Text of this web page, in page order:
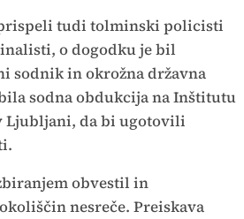
tudi tolminski policisti
o dogodku je bil
sodnik in okrožna državna
sodna obdukcija na Inštitutu
Ljubljani, da bi ugotovili
obvestil in
nesreče. Preiskava